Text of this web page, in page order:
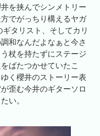
を挟んでシンメトリー
でがっちり構えるヤガ
タリスト、そしてカリ
和なんだよなぁと今さ
杖を持たずにステージ
ばたつかせていたこ
く櫻井のストーリー表
歪む今井のギターソロ
い。